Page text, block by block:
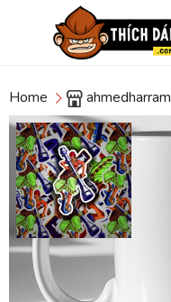
Home ahmedharram